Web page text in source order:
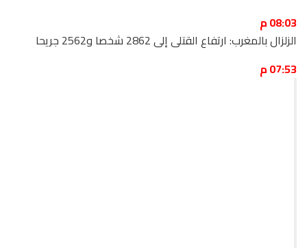
08:03 م
الزلزال بالمغرب: ارتفاع القتلى إلى 2862 شخصا و2562 جريحا
07:53 م